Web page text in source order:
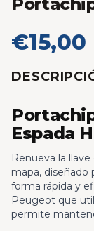
€15,00
Espada
Renueva la
mapa, diseñado
forma rápida y
Peugeot que
permite